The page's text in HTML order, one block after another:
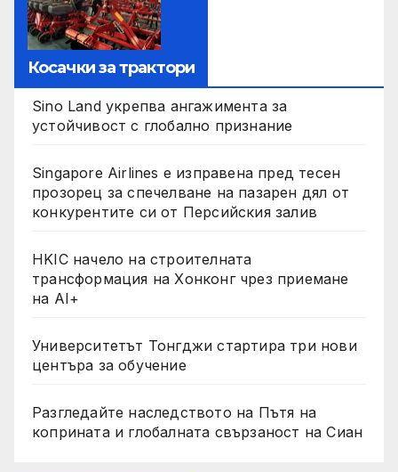
Косачки за трактори
Sino Land укрепва ангажимента за
устойчивост с глобално признание
Singapore Airlines е изправена пред тесен
прозорец за спечелване на пазарен дял от
конкурентите си от Персийския залив
HKIC начело на строителната
трансформация на Хонконг чрез приемане
на AI+
Университетът Тонгджи стартира три нови
центъра за обучение
Разгледайте наследството на Пътя на
коприната и глобалната свързаност на Сиан